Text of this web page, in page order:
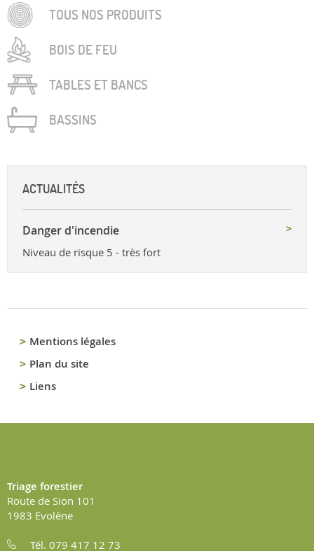
TOUS NOS PRODUITS
BOIS DE FEU
TABLES ET BANCS
BASSINS
ACTUALITÉS
Danger d'incendie
Niveau de risque 5 - très fort
Mentions légales
Plan du site
Liens
Triage forestier
Route de Sion 101
1983 Evolène
Tél. 079 417 12 73